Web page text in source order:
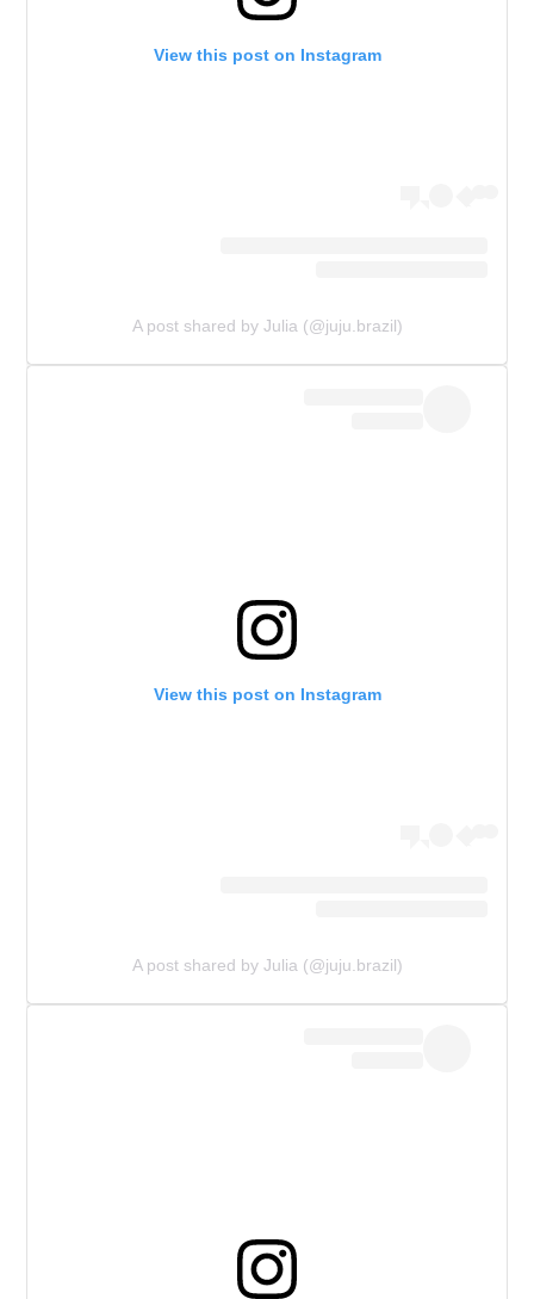
View this post on Instagram
A post shared by Julia (@juju.brazil)
View this post on Instagram
A post shared by Julia (@juju.brazil)